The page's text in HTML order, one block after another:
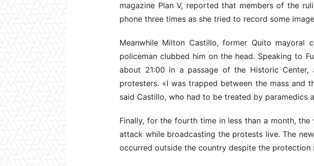
magazine Plan V, reported that members of the
phone three times as she tried to record some
Meanwhile Milton Castillo, former Quito mayoral
policeman clubbed him on the head. Speaking to
about 21:00 in a passage of the Historic
protesters. «I was trapped between the mass and
said Castillo, who had to be treated by paramedics
Finally, for the fourth time in less than a month,
attack while broadcasting the protests live. The
occurred outside the country despite the protection